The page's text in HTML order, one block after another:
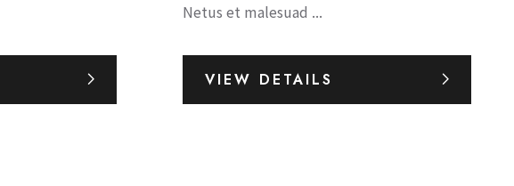
Netus et malesuad ...
VIEW DETAILS